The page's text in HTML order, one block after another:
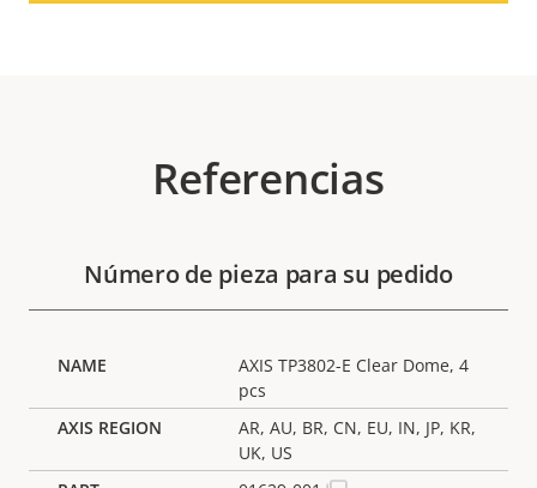
Referencias
Número de pieza para su pedido
AXIS TP3802-E Clear Dome, 4
pcs
AR, AU, BR, CN, EU, IN, JP, KR,
UK, US